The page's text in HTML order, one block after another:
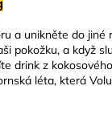
a unikněte do jiné
pokožku, a když
drink z
léta, která